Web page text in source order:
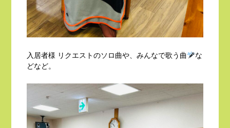
入居者様 リクエストのソロ曲や、みんなで歌う曲
な
どなど。